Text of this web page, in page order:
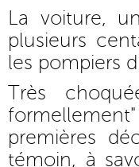
La voiture,
plusieurs
les pompiers
Très
premières
témoin, à